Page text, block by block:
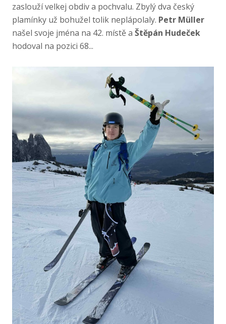
zaslouží velkej obdiv a pochvalu. Zbylý dva český
plamínky už bohužel tolik neplápolaly. Petr Müller
našel svoje jména na 42. místě a Štěpán Hudeček
hodoval na pozici 68...